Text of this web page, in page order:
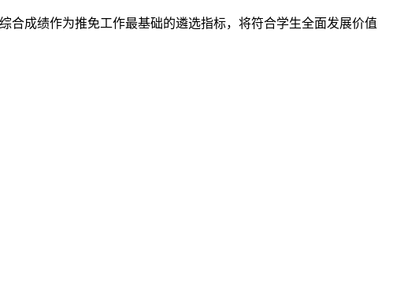
合成绩作为推免工作最基础的遴选指标，将符合学生全面发展价值